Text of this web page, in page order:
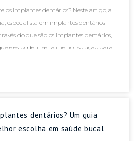
os implantes dentários? Neste artigo, a
especialista em implantes dentários
do que são os implantes dentários,
eles podem ser a melhor solução para
dentários? Um guia
escolha em saúde bucal